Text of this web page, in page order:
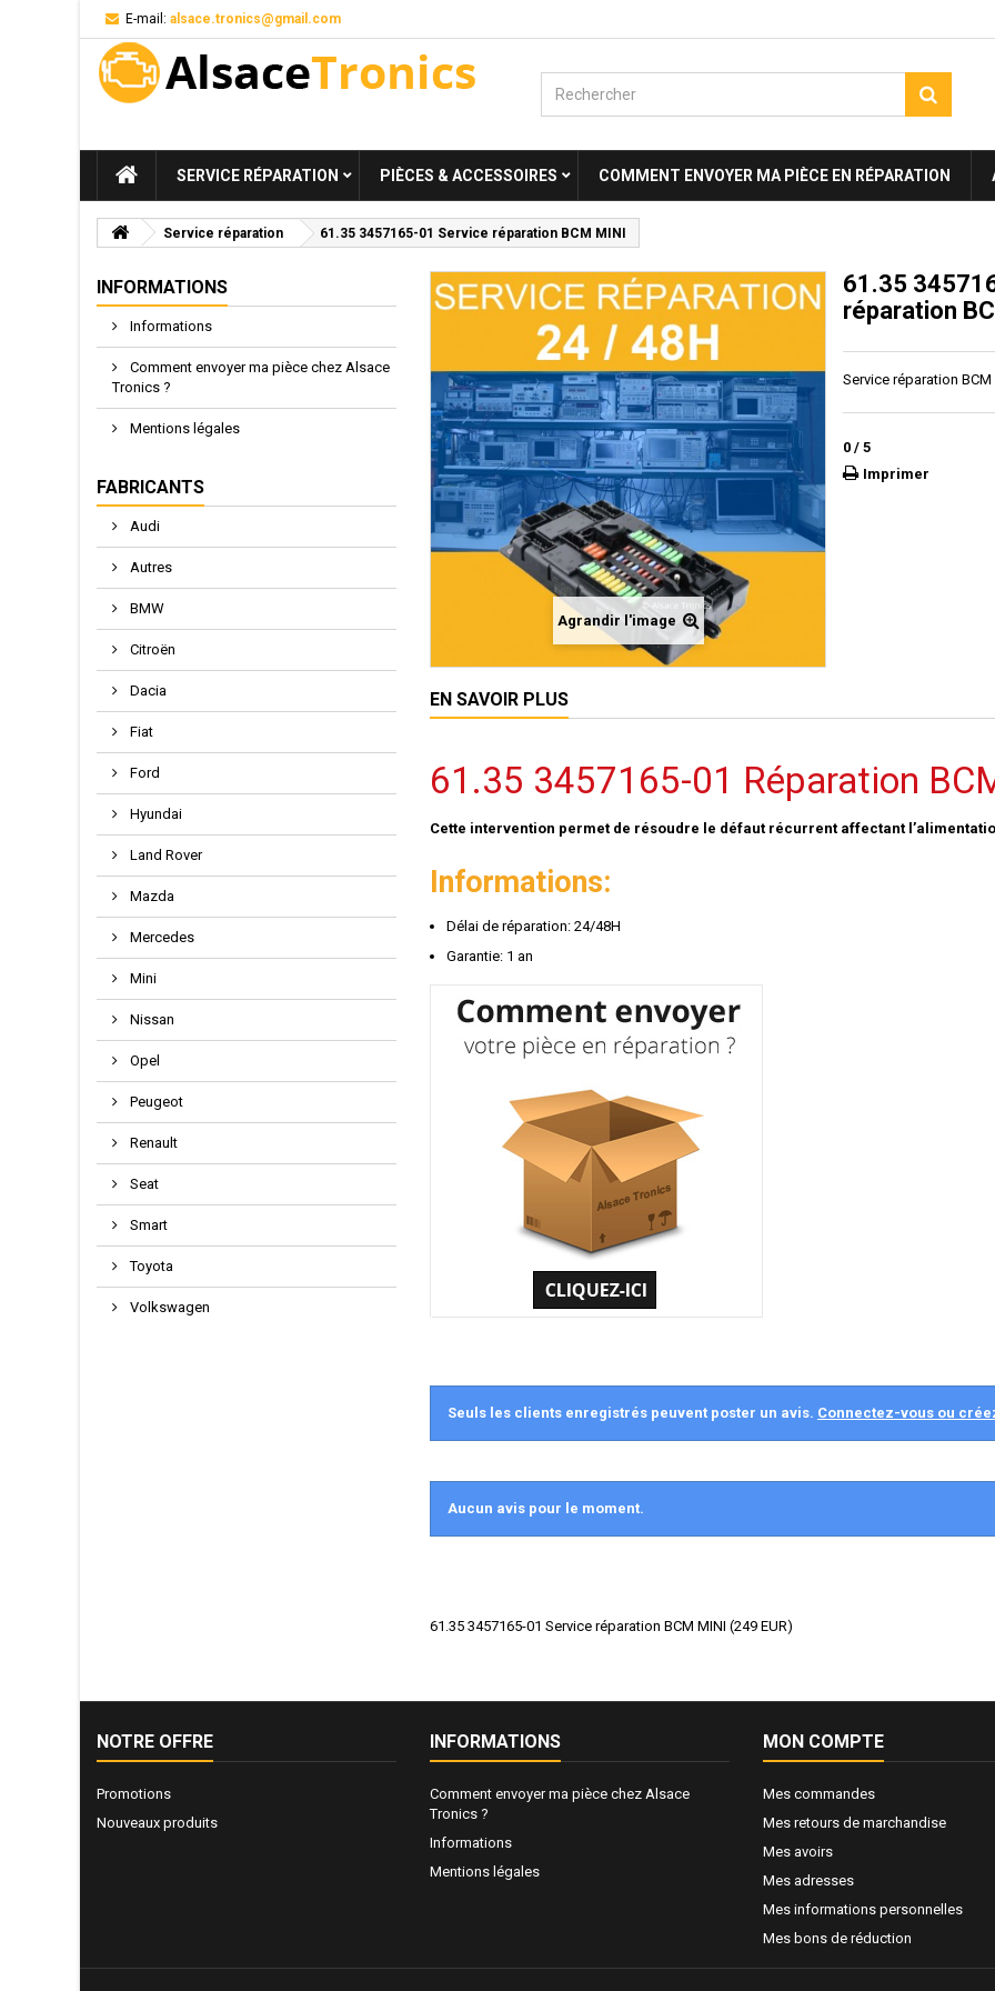
E-mail: alsace.tronics@gmail.com
SERVICE RÉPARATION PIÈCES & ACCESSOIRES COMMENT ENVOYER MA PIÈCE EN RÉPARATION
Service réparation 61.35 3457165-01 Service réparation BCM MINI
INFORMATIONS
Informations
Comment envoyer ma pièce chez Alsace
Tronics ?
Mentions légales
FABRICANTS
Audi
Autres
BMW
Citroën
Dacia
Fiat
Ford
Hyundai
Land Rover
Mazda
Mercedes
Mini
Nissan
Opel
Peugeot
Renault
Seat
Smart
Toyota
Volkswagen
Agrandir l'image
61.35
réparation
Service réparation BCM
0 / 5
Imprimer
EN SAVOIR PLUS
61.35 3457165-01 Réparation
Cette intervention permet de résoudre le défaut récurrent affectant
Informations:
Délai de réparation: 24/48H
Garantie: 1 an
Seuls les clients enregistrés peuvent poster un avis. Connectez-vous ou
Aucun avis pour le moment.
61.35 3457165-01 Service réparation BCM MINI (249 EUR)
NOTRE OFFRE
Promotions
Nouveaux produits
INFORMATIONS
Comment envoyer ma pièce chez Alsace
Tronics ?
Informations
Mentions légales
MON COMPTE
Mes commandes
Mes retours de marchandise
Mes avoirs
Mes adresses
Mes informations personnelles
Mes bons de réduction